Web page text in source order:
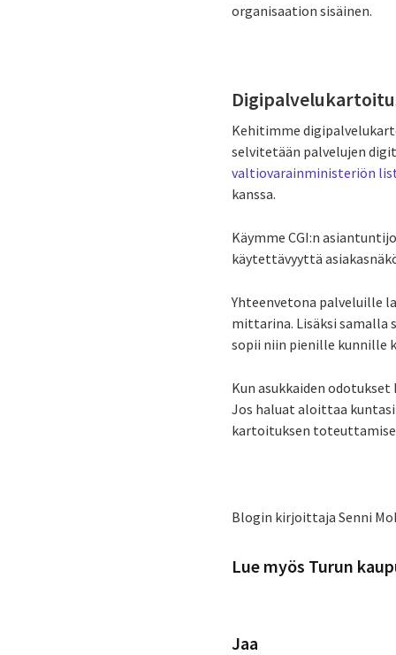
organisaation sisäinen.
Kehitimme
selvitetään palvelujen
valtiovarainministeriön
kanssa.
Käymme CGI:n
käytettävyyttä
Yhteenvetona palveluille
mittarina. Lisäksi samalla
sopii niin pienille kunnille
Kun asukkaiden
Jos haluat aloittaa
kartoituksen
Blogin kirjoittaja Senni
Lue myös Turun
Jaa